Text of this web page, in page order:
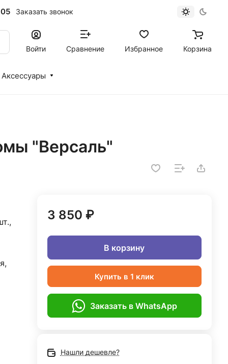
Заказать звонок
Войти Сравнение Избранное Корзина
Аксессуары
"Версаль"
3 850 ₽
В корзину
Купить в 1 клик
Заказать в WhatsApp
Нашли дешевле?